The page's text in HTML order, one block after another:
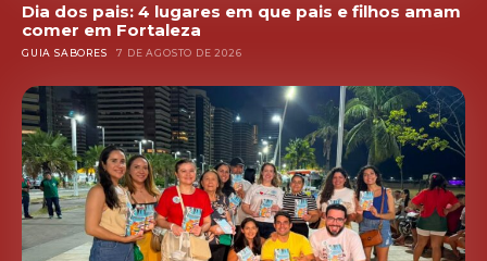
Dia dos pais: 4 lugares em que pais e filhos amam
comer em Fortaleza
GUIA SABORES 7 DE AGOSTO DE 2026